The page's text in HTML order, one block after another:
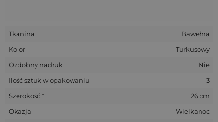
Tkanina
Bawełna
Kolor
Turkusowy
Ozdobny nadruk
Nie
Ilość sztuk w opakowaniu
3
Szerokość *
26 cm
Okazja
Wielkanoc